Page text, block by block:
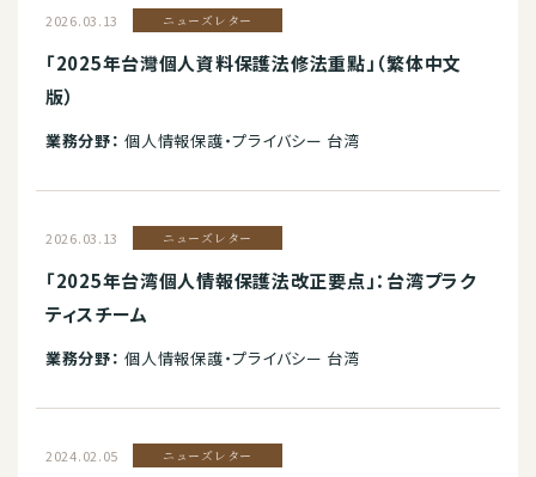
2026.03.13 ニューズレター
「2025年台灣個人資料保護法修法重點」（繁体中文
版）
業務分野： 個人情報保護・プライバシー 台湾
2026.03.13 ニューズレター
「2025年台湾個人情報保護法改正要点」：台湾プラク
ティスチーム
業務分野： 個人情報保護・プライバシー 台湾
2024.02.05 ニューズレター